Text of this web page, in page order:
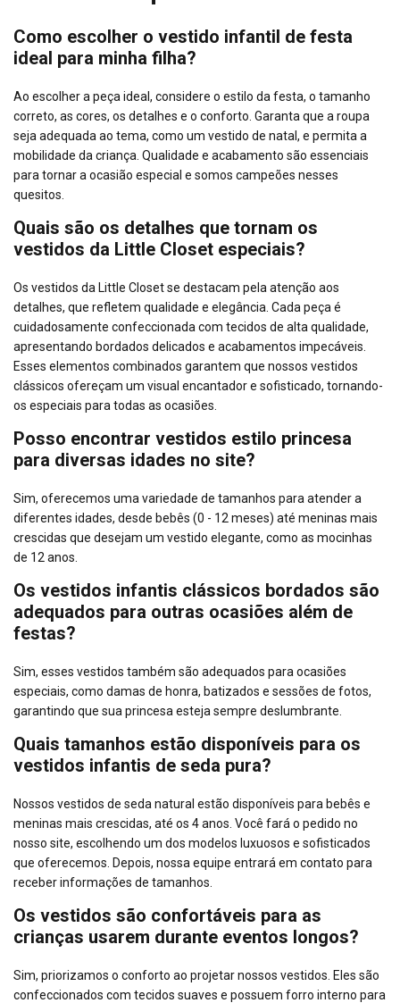
Como escolher o vestido infantil de festa
ideal para minha filha?
Ao escolher a peça ideal, considere o estilo da festa, o tamanho
correto, as cores, os detalhes e o conforto. Garanta que a roupa
seja adequada ao tema, como um vestido de natal, e permita a
mobilidade da criança. Qualidade e acabamento são essenciais
para tornar a ocasião especial e somos campeões nesses
quesitos.
Quais são os detalhes que tornam os
vestidos da Little Closet especiais?
Os vestidos da Little Closet se destacam pela atenção aos
detalhes, que refletem qualidade e elegância. Cada peça é
cuidadosamente confeccionada com tecidos de alta qualidade,
apresentando bordados delicados e acabamentos impecáveis.
Esses elementos combinados garantem que nossos vestidos
clássicos ofereçam um visual encantador e sofisticado, tornando-
os especiais para todas as ocasiões.
Posso encontrar vestidos estilo princesa
para diversas idades no site?
Sim, oferecemos uma variedade de tamanhos para atender a
diferentes idades, desde bebês (0 - 12 meses) até meninas mais
crescidas que desejam um vestido elegante, como as mocinhas
de 12 anos.
Os vestidos infantis clássicos bordados são
adequados para outras ocasiões além de
festas?
Sim, esses vestidos também são adequados para ocasiões
especiais, como damas de honra, batizados e sessões de fotos,
garantindo que sua princesa esteja sempre deslumbrante.
Quais tamanhos estão disponíveis para os
vestidos infantis de seda pura?
Nossos vestidos de seda natural estão disponíveis para bebês e
meninas mais crescidas, até os 4 anos. Você fará o pedido no
nosso site, escolhendo um dos modelos luxuosos e sofisticados
que oferecemos. Depois, nossa equipe entrará em contato para
receber informações de tamanhos.
Os vestidos são confortáveis para as
crianças usarem durante eventos longos?
Sim, priorizamos o conforto ao projetar nossos vestidos. Eles são
confeccionados com tecidos suaves e possuem forro interno para